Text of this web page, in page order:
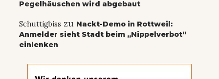
Pegelhäuschen wird abgebaut
Schuttigbiss zu Nackt-Demo in Rottweil:
Anmelder sieht Stadt beim „Nippelverbot“
einlenken